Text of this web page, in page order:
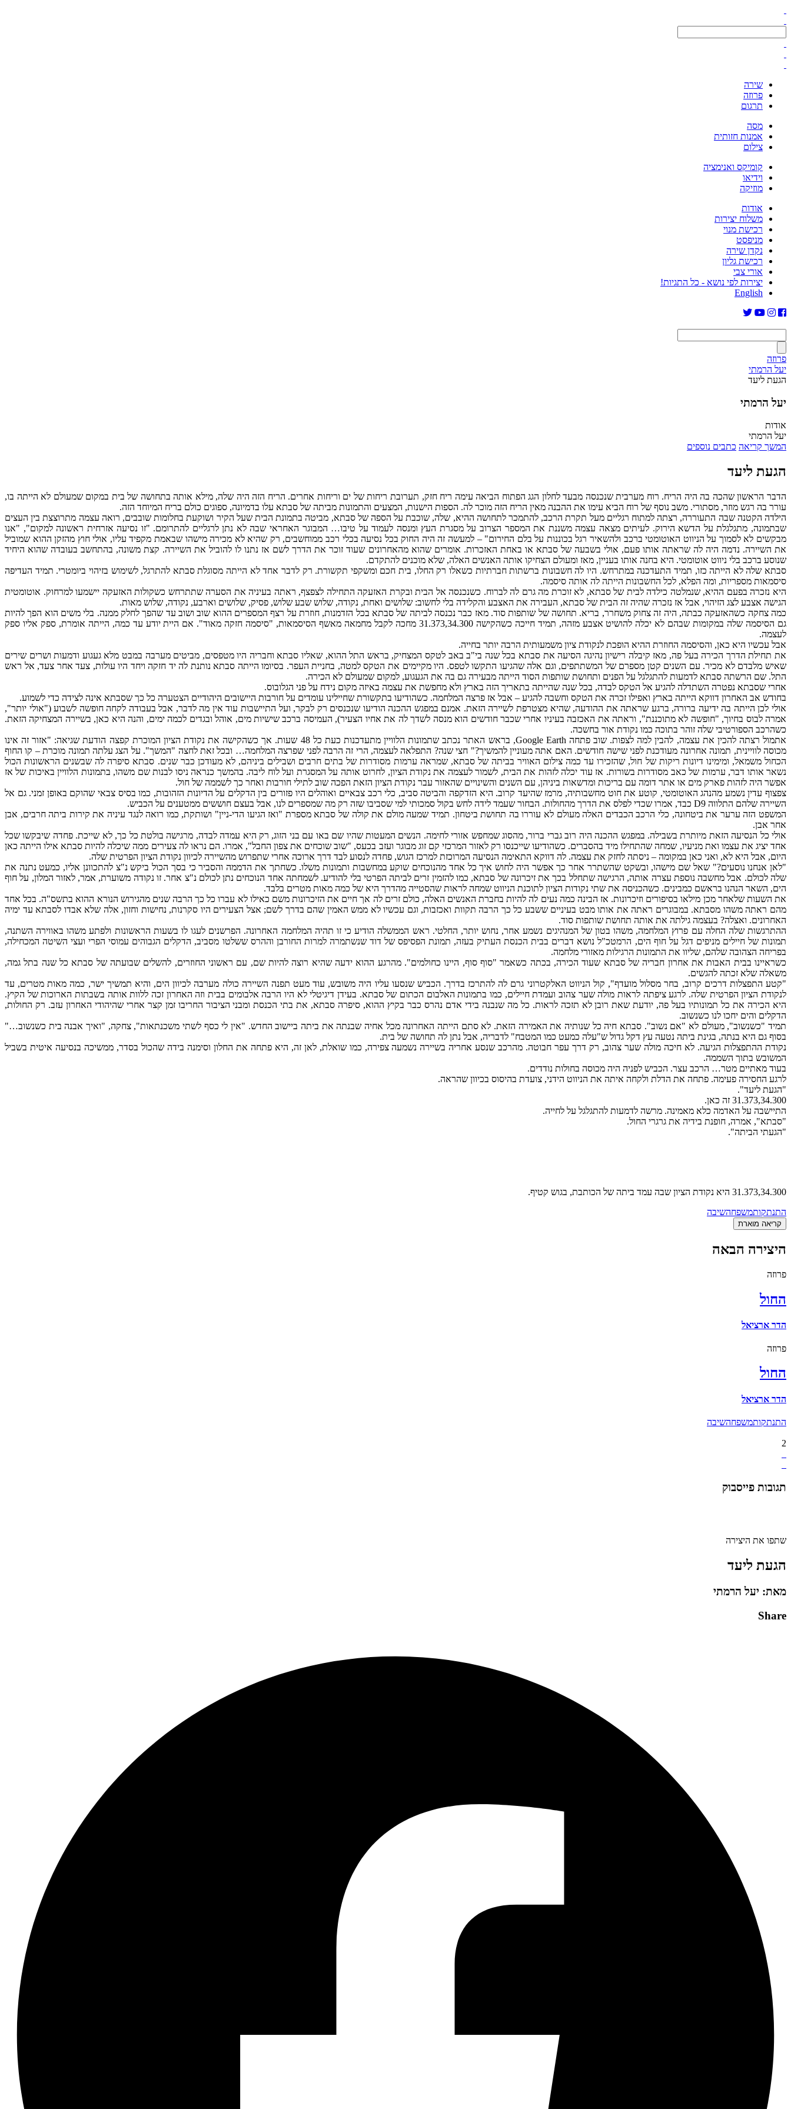
שירה
פרוזה
תרגום
מסה
אמנות חזותית
צילום
קומיקס ואנימציה
וידיאו
מוזיקה
אודות
משלוח יצירות
רכישת מנוי
מניפסט
נקדן שירה
רכישת גליון
אורי צבי
יצירות לפי נושא - כל התגיות!
English
פרוזה
יעל הרמתי
הגעת ליעד
יעל הרמתי
אודות
יעל הרמתי
המשך קריאה כתבים נוספים
הגעת ליעד
הדבר הראשון שהכה בה היה הריח. רוח מערבית שנכנסה מבעד לחלון הגג הפתוח הביאה עימה ריח חזק, תערובת ריחות של ים וריחות אחרים. הריח הזה היה שלה, מילא אותה בתחושה של בית במקום שמעולם לא הייתה בו,
עורר בה רגש מוזר, מסתורי. משב נוסף של רוח הביא עימו את ההבנה מאין הריח הזה מוכר לה. הספות הישנות, המצעים והתמונות מביתה של סבתא עלו בדמיונה, ספוגים כולם בריח המיוחד הזה.
הילדה הקטנה שבה התעוררה, רצתה למתוח רגליים מעל תקרת הרכב, להתמכר לתחושה ההיא, שלה, שוכבת על הספה של סבתא, מביטה בתמונת הבית שעל הקיר ושוקעת בחלומות שובבים, רואה עצמה מתרוצצת בין העצים
שבתמונה, מתגלגלת על הדשא הירוק. לעיתים מצאה עצמה משננת את המספר הצרוב על מסגרת העץ ומנסה לעמוד על טיבו… המבוגר האחראי שבה לא נתן לרגליים להתרומם. "זו נסיעה אזרחית ראשונה למקום", "אנו
מבקשים לא לסמוך על הניווט האוטומטי ברכב ולהשאיר רגל בכוננות על בלם החירום" – למעשה זה היה החוק בכל נסיעה בכלי רכב ממוחשבים, רק שהיא לא מכירה מישהו שבאמת מקפיד עליו, אולי חוץ מהזקן ההוא שמוביל
את השיירה. נדמה היה לה שראתה אותו פעם, אולי בשבעה של סבתא או באחת האזכרות. אומרים שהוא מהאחרונים שעוד זוכר את הדרך לשם אז נתנו לו להוביל את השיירה. קצת משונה, בהתחשב בעובדה שהוא היחיד
שנוסע ברכב בלי ניווט אוטומטי. היא בחנה אותו בעניין, מאז ומעולם הצחיקו אותה האנשים האלה, שלא מוכנים להתקדם.
סבתא שלה לא הייתה כזו, תמיד התעדכנה במתרחש. היו לה חשבונות ברשתות חברתיות כשאלו רק החלו, בית חכם ומשקפי תקשורת. רק לדבר אחד לא הייתה מסוגלת סבתא להתרגל, לשימוש בזיהוי ביומטרי. תמיד העדיפה
סיסמאות מספריות, ומה הפלא, לכל החשבונות הייתה לה אותה סיסמה.
היא נזכרה בפעם ההיא, שנמלטה כילדה לבית של סבתא, לא זוכרת מה גרם לה לברוח. כשנכנסה אל הבית ובקרת האזעקה התחילה לצפצף, ראתה בעיניה את הסערה שתתרחש כשקולות האזעקה יישמעו למרחוק. אוטומטית
הגישה אצבע לצג הזיהוי, אבל אז נזכרה שהיה זה הבית של סבתא, העבירה את האצבע והקלידה בלי לחשוב: שלושים ואחת, נקודה, שלוש שבע שלוש, פסיק, שלושים וארבע, נקודה, שלוש מאות.
כמה צחקה כשהאזעקה כבתה, היה זה צחוק משחרר, בריא. תחושה של שותפות סוד. מאז כבר נכנסה לביתה של סבתא בכל הזדמנות, חוזרת על רצף המספרים ההוא שוב ושוב עד שהפך לחלק ממנה. בלי משים הוא הפך להיות
גם הסיסמה שלה במקומות שבהם לא יכלה להושיט אצבע מזהה, תמיד חייכה כשהקישה 31.373,34.300 מחכה לקבל מחמאה מאשף הסיסמאות, "סיסמה חזקה מאוד". אם היית יודע עד כמה, הייתה אומרת, ספק אליו ספק
לעצמה.
אבל עכשיו היא כאן, והסיסמה החוזרת ההיא הופכת לנקודת ציון משמעותית הרבה יותר בחייה.
את תחילת הדרך הכירה בעל פה, מאז קיבלה רישיון נהיגה הסיעה את סבתא בכל שנה בי"ב באב לטקס המצחיק, בראש התל ההוא, שאליו סבתא וחבריה היו מטפסים, מביטים מערבה במבט מלא געגוע ודמעות ושרים שירים
שאיש מלבדם לא מכיר. עם השנים קטן מספרם של המשתתפים, וגם אלה שהגיעו התקשו לטפס. היו מקיימים את הטקס למטה, בחניית העפר. בסיומו הייתה סבתא נותנת לה יד חזקה ויחד היו עולות, צעד אחר צעד, אל ראש
התל. שם הרשתה סבתא לדמעות להתגלגל על הפנים ותחושת שותפות הסוד הייתה מבעירה גם בה את הגעגוע, למקום שמעולם לא הכירה.
אחרי שסבתא נפטרה השתדלה להגיע אל הטקס לבדה, בכל שנה שהייתה בתאריך הזה בארץ ולא מחפשת את עצמה באיזה מקום נידח על פני הגלובוס.
בחודש אב האחרון דווקא הייתה בארץ ואפילו זכרה את הטקס וחשבה להגיע – אבל אז פרצה המלחמה. כשהודיעו בתקשורת שחיילינו עומדים על חורבות היישובים היהודיים הצטערה כל כך שסבתא אינה לצידה כדי לשמוע.
אולי לכן הייתה בה ידיעה ברורה, ברגע שראתה את ההודעה, שהיא מצטרפת לשיירה הזאת. אמנם במפגש ההכנה הודיעו שנכנסים רק לבקר, ועל התיישבות עוד אין מה לדבר, אבל בעבודה לקחה חופשה לשבוע ("אולי יותר",
אמרה לבוס בחיוך, "חופשה לא מתוכננת", וראתה את האכזבה בעיניו אחרי שכבר חודשים הוא מנסה לשדך לה את אחיו הצעיר), העמיסה ברכב שישיות מים, אוהל ובגדים לכמה ימים, והנה היא כאן, בשיירה המצחיקה הזאת.
כשהרכב הספורטיבי שלה זוהר בתוכה כמו נקודת אור בחשכה.
אתמול רצתה להכין את עצמה, להבין למה לצפות. שוב פתחה Google Earth, בראש האתר נכתב שתמונות הלוויין מתעדכנות כעת כל 48 שעות. אך כשהקישה את נקודת הציון המוכרת קפצה הודעת שגיאה: "אזור זה אינו
מכוסה לוויינית, תמונה אחרונה מעודכנת לפני שישה חודשים. האם אתה מעוניין להמשיך?" חצי שנה? התפלאה לעצמה, הרי זה הרבה לפני שפרצה המלחמה… ובכל זאת לחצה "המשך". על הצג עלתה תמונה מוכרת – קו החוף
הכחול משמאל, ומימינו דיונות ריקות של חול, שהזכירו עד כמה צילום האוויר בביתה של סבתא, שמראה ערמות מסודרות של בתים חרבים ושבילים ביניהם, לא מעודכן כבר שנים. סבתא סיפרה לה שבשנים הראשונות הכול
נשאר אותו דבר, ערמות של כאב מסודרות בשורות. אז עוד יכלה לזהות את הבית, לשמור לעצמה את נקודת הציון, לחרוט אותה על המסגרת ועל לוח ליבה. בהמשך כנראה ניסו לבנות שם משהו, בתמונות הלוויין באיכות של אז
אפשר היה לזהות פארק מים או אתר דומה עם בריכות ומדשאות ביניהן, עם השנים והשינויים שהאזור עבר נקודת הציון הזאת הפכה שוב לתילי חורבות ואחר כך לשממה של חול.
צפצוף עדין נשמע מהנהג האוטומטי, קוטע את חוט מחשבותיה, מרמז שהיעד קרוב. היא הזדקפה והביטה סביב, כלי רכב צבאיים ואוהלים היו פזורים בין הדקלים על הדיונות הזהובות, כמו בסיס צבאי שהוקם באופן זמני. גם אל
השיירה שלהם התלווה D9 כבד, אמרו שכדי לפלס את הדרך מהחולות. הבחור שעמד לידה לחש בקול סמכותי למי שסביבו שזה רק מה שמספרים לנו, אבל בעצם חוששים ממטענים על הכביש.
המשפט הזה ערער את ביטחונה, כלי הרכב הכבדים האלה מעולם לא עוררו בה תחושת ביטחון. תמיד שמעה מולם את קולה של סבתא מספרת "ואז הגיעו הדי-ניין" ושותקת, כמו רואה לנגד עיניה את קירות ביתה חרבים, אבן
אחר אבן.
אולי כל הנסיעה הזאת מיותרת בשבילה. במפגש ההכנה היה רוב גברי ברור, מהסוג שמחפש אזורי לחימה. הנשים המעטות שהיו שם באו עם בני הזוג, רק היא עמדה לבדה, מרגישה בולטת כל כך, לא שייכת. פחדה שיבקשו שכל
אחד יציג את עצמו ואת מניעיו, שמחה שהתחילו מיד בהסברים. כשהודיעו שייכנסו רק לאזור המרכזי קם זוג מבוגר ועזב בכעס, "שוב שוכחים את צפון החבל", אמרו. הם נראו לה צעירים ממה שיכלה להיות סבתא אילו הייתה כאן
היום, אבל היא לא, ואני כאן במקומה – ניסתה לחזק את עצמה. לה דווקא התאימה הנסיעה המרוכזת למרכז הגוש, פחדה לנסוע לבד דרך ארוכה אחרי שתפרוש מהשיירה לכיוון נקודת הציון הפרטית שלה.
"לאן אנחנו נוסעים?" שאל שם מישהו, ובשקט שהשתרר אחר כך אפשר היה לחוש איך כל אחד מהנוכחים שוקע במחשבות ותמונות משלו. כשחתך את הדממה והסביר כי בסך הכול ביקש נ"צ להתכוונן אליו, כמעט נתנה את
שלה לכולם. אבל מחשבה נוספת עצרה אותה, הרגישה שתחלל בכך את זיכרונה של סבתא, כמו להזמין זרים לביתה הפרטי בלי להודיע. לשמחתה אחד הנוכחים נתן לכולם נ"צ אחר. זו נקודה משוערת, אמר, לאזור המלון, על חוף
הים, השאר הנהנו בראשם כמבינים. כשהכניסה את שתי נקודות הציון לתוכנת הניווט שמחה לראות שהסטייה מהדרך היא של כמה מאות מטרים בלבד.
את השעות שלאחר מכן מילאו בסיפורים וזיכרונות. אז הבינה כמה נעים לה להיות בחברת האנשים האלה, כולם זרים לה אך חיים את הזיכרונות משם כאילו לא עברו כל כך הרבה שנים מהגירוש הנורא ההוא בתשס"ה. בכל אחד
מהם ראתה משהו מסבתא. במבוגרים ראתה את אותו מבט בעיניים ששבע כל כך הרבה תקוות ואכזבות, וגם עכשיו לא ממש האמין שהם בדרך לשם; אצל הצעירים היו סקרנות, נחישות וחזון, אלה שלא אבדו לסבתא עד ימיה
האחרונים. ואצלה? בעצמה גילתה את אותה תחושת שותפות סוד.
ההתרגשות שלה החלה עם פרוץ המלחמה, משהו בטון של המנהיגים נשמע אחר, נחוש יותר, החלטי. ראש הממשלה הודיע כי זו תהיה המלחמה האחרונה. הפרשנים לעגו לו בשעות הראשונות ולפתע משהו באווירה השתנה,
תמונות של חיילים מניפים דגל על חוף הים, הרמטכ"ל נושא דברים בבית הכנסת העתיק בעזה, תמונת הפסיפס של דוד שנשתמרה למרות החורבן וההרס ששלטו מסביב, הדקלים הגבוהים עמוסי הפרי ועצי השיטה המכחילה,
בפריחה הצהובה שלהם, שליוו את התמונות הרגילות מאזורי מלחמה.
כשראיינו בבית האבות את אחרון חבריה של סבתא שעוד הכירה, בכתה כשאמר "סוף סוף, היינו כחולמים". מהרגע ההוא ידעה שהיא רוצה להיות שם, עם ראשוני החוזרים, להשלים שבועתה של סבתא כל שנה בתל גמה,
משאלה שלא זכתה להגשים.
"קטע התפצלות דרכים קרוב, בחר מסלול מועדף", קול הניווט האלקטרוני גרם לה להתרכז בדרך. הכביש שנסעו עליו היה משובש, עוד מעט תפנה השיירה כולה מערבה לכיוון הים, והיא תמשיך ישר, כמה מאות מטרים, עד
לנקודת הציון הפרטית שלה. לרגע ציפתה לראות מולה שער צהוב ועמדת חיילים, כמו בתמונות האלבום הכתום של סבתא. בעידן דיגיטלי לא היו הרבה אלבומים בבית וזה האחרון זכה ללוות אותה בשבתות הארוכות של הקיץ.
היא הכירה את כל תמונותיו בעל פה, יודעת שאת רובן לא תזכה לראות. כל מה שנבנה בידי אדם נהרס כבר בקיץ ההוא, סיפרה סבתא, את בתי הכנסת ומבני הציבור החריבו זמן קצר אחרי שהיהודי האחרון עזב. רק החולות,
הדקלים והים יחכו לנו כשנשוב.
תמיד "כשנשוב", מעולם לא "אם נשוב". סבתא חיה כל שנותיה את האמירה הזאת. לא סתם הייתה האחרונה מכל אחיה שבנתה את ביתה ביישוב החדש. "אין לי כסף לשתי משכנתאות", צחקה, "ואיך אבנה בית כשנשוב…"
בסוף גם היא בנתה, בגינת ביתה נטעה עץ דקל גדול ש"עלה כמעט כמו המטבח" לדבריה, אבל נתן לה תחושה של בית.
נקודת ההתפצלות הגיעה. לא חיכה מולה שער צהוב, רק דרך עפר חבוטה. מהרכב שנסע אחריה בשיירה נשמעה צפירה, כמו שואלת, לאן זה, היא פתחה את החלון וסימנה בידה שהכול בסדר, ממשיכה בנסיעה איטית בשביל
המשובש בתוך השממה.
בעוד מאתיים מטר… הרכב עצר. הכביש לפניה היה מכוסה בחולות נודדים.
לרגע החסירה פעימה. פתחה את הדלת ולקחה איתה את הניווט הידני, צועדת בהיסוס בכיוון שהראה.
"הגעת ליעד".
31.373,34.300 זה כאן.
התיישבה על האדמה כלא מאמינה. מרשה לדמעות להתגלגל על לחייה.
"סבתא", אמרה, חופנת בידיה את גרגרי החול.
"הגעתי הביתה".
31.373,34.300 היא נקודת הציון שבה עמד ביתה של הכותבת, בגוש קטיף.
התנתקותמשפחהשיבה
קריאה מוארת
היצירה הבאה
פרוזה
החול
הדר ארציאל
פרוזה
החול
הדר ארציאל
התנתקותמשפחהשיבה
2
תגובות פייסבוק
שתפו את היצירה
הגעת ליעד
מאת: יעל הרמתי
Share